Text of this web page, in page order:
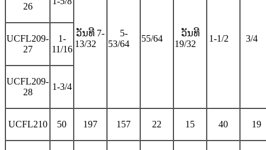
26
ວັນທີ 7-
13/32
5-
53/64
55/64
ວັນທີ
19/32
1-1/2 3/4
UCFL209-
27
1-
11/16
UCFL209-
28
1-3/4
UCFL210 50 197 157 22 15 40 19